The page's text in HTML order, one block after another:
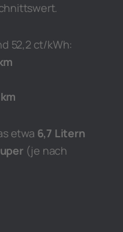
52,2 ct/kWh:
etwa 6,7 Litern
(je nach